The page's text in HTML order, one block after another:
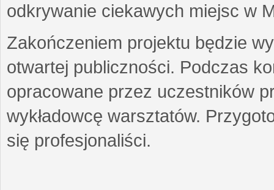
odkrywanie ciekawych miejsc w
Zakończeniem projektu będzie
otwartej publiczności. Podczas
opracowane przez uczestników
wykładowcę warsztatów.
się profesjonaliści.